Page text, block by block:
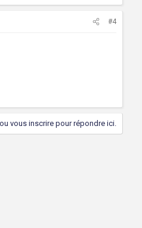
#4
vous inscrire pour répondre ici.